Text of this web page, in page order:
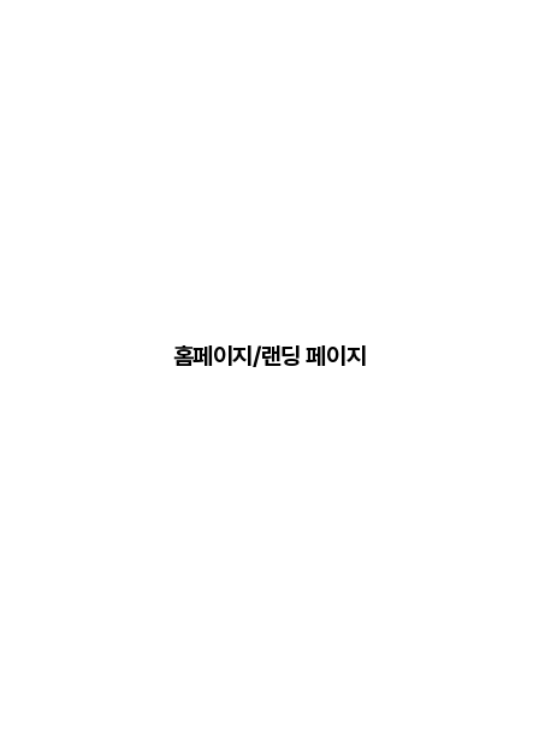
홈페이지/랜딩 페이지